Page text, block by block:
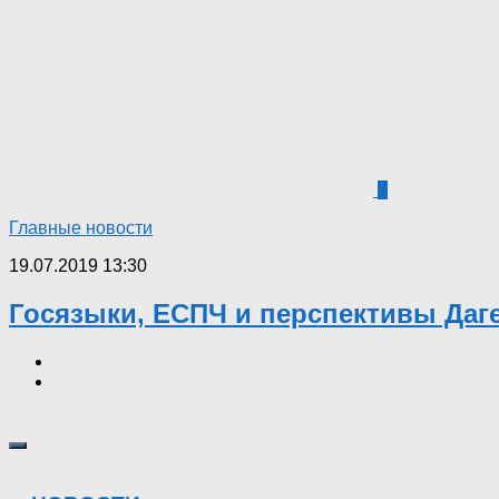
Главные новости
19.07.2019 13:30
Госязыки, ЕСПЧ и перспективы